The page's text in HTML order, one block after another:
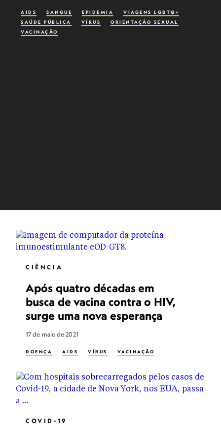
AIDS SANGUE EPIDEMIA
VIAGENS LGBTQ+
SAÚDE PÚBLICA
VÍRUS
ORIENTAÇÃO SEXUAL
VACINAÇÃO
CIÊNCIA
Após quatro décadas em
busca de vacina contra o HIV,
surge uma nova esperança
17 de maio de 2021
DOENÇA AIDS VÍRUS VACINAÇÃO
COVID-19